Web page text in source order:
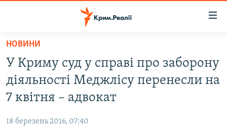
Перейти
основного
матеріалу
Перейти
до
основної
ВОДА.КРИМ
ВІДЕО ТА ФОТО
НОВИНИ
У Криму суд у справі про заборону
діяльності Меджлісу перенесли на
7 квітня – адвокат
18 березень 2016, 07:40